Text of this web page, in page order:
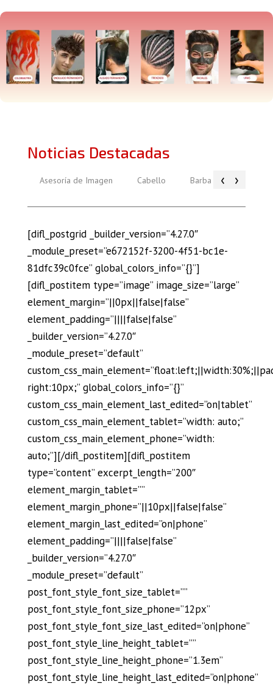
Noticias Destacadas
‹
Asesoría de Imagen Cabello Barba Piel
›
[difl_postgrid _builder_version=”4.27.0″
_module_preset=”e672152f-3200-4f51-bc1e-
81dfc39c0fce” global_colors_info=”{}”]
[difl_postitem type=”image” image_size=”large”
element_margin=”||0px||false|false”
element_padding=”||||false|false”
_builder_version=”4.27.0″
_module_preset=”default”
right:10px;” global_colors_info=”{}”
custom_css_main_element_last_edited=”on|tablet”
custom_css_main_element_tablet=”width: auto;”
custom_css_main_element_phone=”width:
auto;”][/difl_postitem][difl_postitem
type=”content” excerpt_length=”200″
element_margin_tablet=””
element_margin_phone=”||10px||false|false”
element_margin_last_edited=”on|phone”
element_padding=”||||false|false”
_builder_version=”4.27.0″
_module_preset=”default”
post_font_style_font_size_tablet=””
post_font_style_font_size_phone=”12px”
post_font_style_font_size_last_edited=”on|phone”
post_font_style_line_height_tablet=””
post_font_style_line_height_phone=”1.3em”
post_font_style_line_height_last_edited=”on|phone”